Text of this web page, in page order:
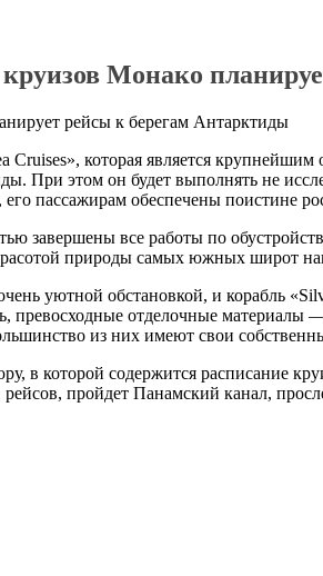
Монако
которая является
При этом он будет выполнять не
пассажирам обеспечены поистине
завершены все работы по
природы самых южных широт
уютной обстановкой, и корабль
превосходные отделочные
из них имеют свои
в которой содержится расписание
пройдет Панамский канал,